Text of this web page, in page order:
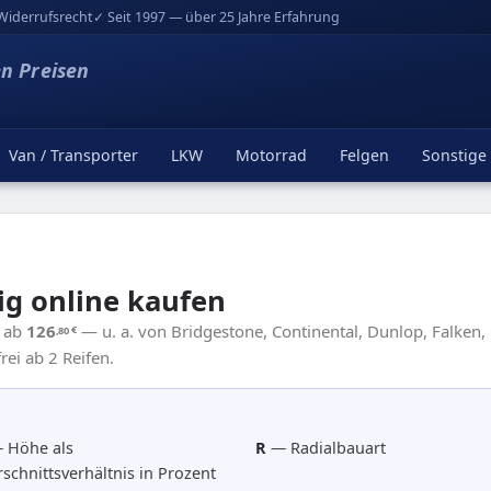
✓ Seit 1997 — über 25 Jahre Erfahrung
Preisen
Van / Transporter LKW Motorrad Felgen Sonstige
online kaufen
126 ,80€ — u. a. von Bridgestone, Continental, Dunlop,
ab 2 Reifen.
als
in Prozent
R — Radialbauart